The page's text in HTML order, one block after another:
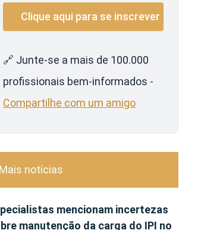
🔗 Junte-se a mais de 100.000
profissionais bem-informados -
Compartilhe com um amigo
Mais notícias
mencionam incertezas
manutenção da carga do IPI no